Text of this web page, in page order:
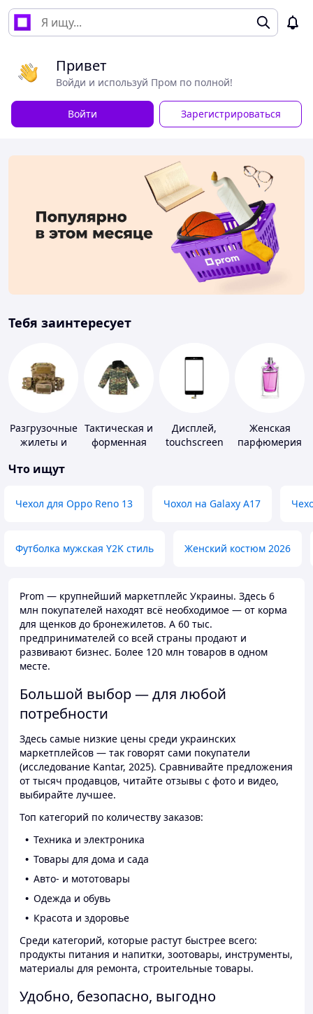
Привет
Войди и используй Пром по полной!
Войти Зарегистрироваться
Тебя заинтересует
Разгрузочные
жилеты и
без плит
Тактическая и
форменная
Дисплей,
touchscreen
Женская
парфюмерия
Что ищут
Чехол для Oppo Reno 13 Чохол на Galaxy A17
Футболка мужская Y2K стиль Женский костюм 2026
Prom — крупнейший маркетплейс Украины. Здесь 6
млн покупателей находят всё необходимое — от корма
для щенков до бронежилетов. А 60 тыс.
предпринимателей со всей страны продают и
развивают бизнес. Более 120 млн товаров в одном
месте.
Большой выбор — для любой
потребности
Здесь самые низкие цены среди украинских
маркетплейсов — так говорят сами покупатели
(исследование Kantar, 2025). Сравнивайте предложения
от тысяч продавцов, читайте отзывы с фото и видео,
выбирайте лучшее.
Топ категорий по количеству заказов:
Техника и электроника
Товары для дома и сада
Авто- и мототовары
Одежда и обувь
Красота и здоровье
Среди категорий, которые растут быстрее всего:
продукты питания и напитки, зоотовары, инструменты,
материалы для ремонта, строительные товары.
Удобно, безопасно, выгодно